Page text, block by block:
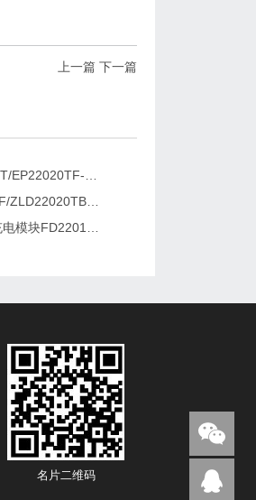
上一篇 下一篇
湖南、广东、新疆PMI-SA/RT22010F/ZLD22020TB电源模块维修更换
名片二维码